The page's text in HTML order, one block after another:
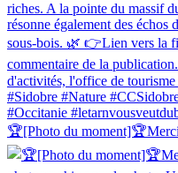
🏆[Photo du